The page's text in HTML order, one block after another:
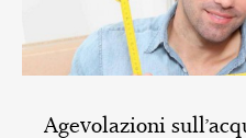
Agevolazioni